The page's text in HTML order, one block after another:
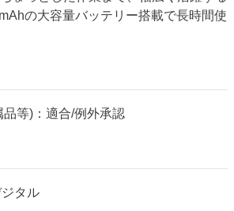
の大容量バッテリー搭載で長時間使
等)：適合/例外承認
タル